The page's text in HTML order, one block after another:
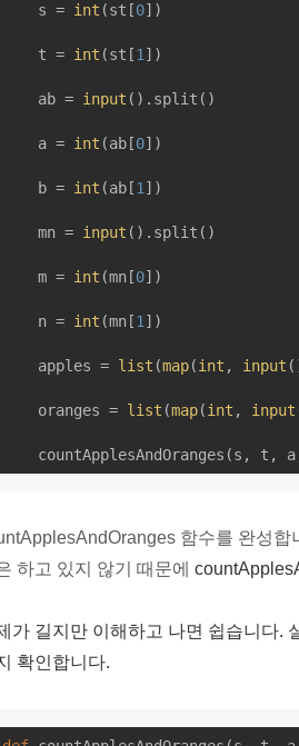
    s =
int (st[0])
    t =
int (st[1 ])
    ab =
input ().split()
    a =
int (ab[0])
    b =
int (ab[1 ])
    mn =
input ().split()
    m =
int (mn[0])
    n =
int (mn[1 ])
    apples =
list (map(int , input
    oranges =
list (map(int , input
함수를 완성합
하고 있지 않기 때문에
가 길지만 이해하고 나면 쉽습니다.
확인합니다.